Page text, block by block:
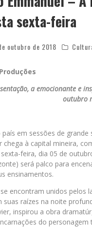
sexta-feira
outubro de 2018
a emocionante e
outubro
em sessões de
chega à capital mineira,
feira, dia 05 de
será palco para
ensinamentos.
encontram unidos pelos
raízes na noite
inspirou a obra
do personagem